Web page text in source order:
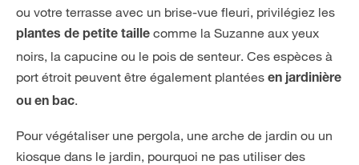
ou votre terrasse avec un brise-vue fleuri, privilégiez les
plantes de petite taille comme la Suzanne aux yeux
noirs, la capucine ou le pois de senteur. Ces espèces à
port étroit peuvent être également plantées en jardinière
ou en bac.
Pour végétaliser une pergola, une arche de jardin ou un
kiosque dans le jardin, pourquoi ne pas utiliser des